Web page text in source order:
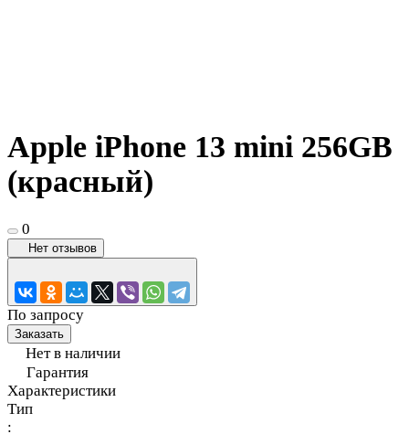
Apple iPhone 13 mini 256GB
(красный)
0
Нет отзывов
По запросу
Заказать
Нет в наличии
Гарантия
Характеристики
Тип
: